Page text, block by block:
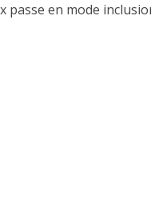
passe en mode